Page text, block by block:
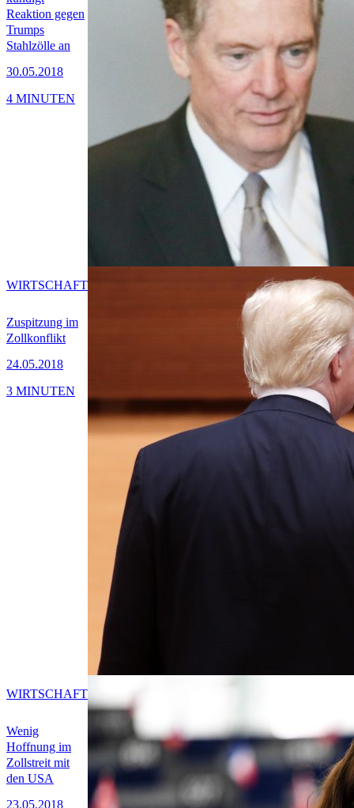
Reaktion gegen
Trumps
Stahlzölle an
30.05.2018
4 MINUTEN
Zuspitzung im
Zollkonflikt
24.05.2018
WIRTSCHAFT
3 MINUTEN
Wenig
Hoffnung im
Zollstreit mit
den USA
23.05.2018
WIRTSCHAFT